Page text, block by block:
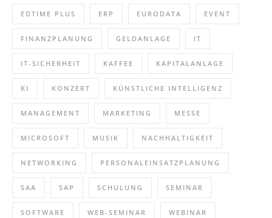
EDTIME PLUS ERP EURODATA EVENT
FINANZPLANUNG GELDANLAGE IT
IT-SICHERHEIT KAFFEE KAPITALANLAGE
KI KONZERT KÜNSTLICHE INTELLIGENZ
MANAGEMENT MARKETING MESSE
MICROSOFT MUSIK NACHHALTIGKEIT
NETWORKING PERSONALEINSATZPLANUNG
SAA SAP SCHULUNG SEMINAR
SOFTWARE WEB-SEMINAR WEBINAR